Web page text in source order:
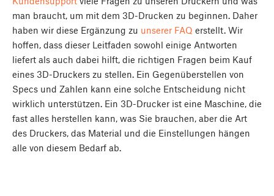
man braucht, um mit dem 3D-Drucken zu beginnen. Daher
haben wir diese Ergänzung zu unserer FAQ erstellt. Wir
hoffen, dass dieser Leitfaden sowohl einige Antworten
liefert als auch dabei hilft, die richtigen Fragen beim Kauf
eines 3D-Druckers zu stellen. Ein Gegenüberstellen von
Specs und Zahlen kann eine solche Entscheidung nicht
wirklich unterstützen. Ein 3D-Drucker ist eine Maschine, die
fast alles herstellen kann, was Sie brauchen, aber die Art
des Druckers, das Material und die Einstellungen hängen
alle von diesem Bedarf ab.